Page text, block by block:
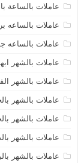
عاملات بالساعة
عاملات بالساعه
عاملات بالساعه
عاملات بالشهر
عاملات بالشهر
عاملات بالشهر
عاملات بالشهر
عاملات بالشهر
عاملات بالشهر